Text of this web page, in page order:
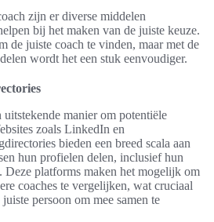
zijn er diverse middelen
bij het maken van de juiste keuze.
de juiste coach te vinden, maar met de
wordt het een stuk eenvoudiger.
manier om potentiële
zoals LinkedIn en
bieden een breed scala aan
hun profielen delen, inclusief hun
Deze platforms maken het mogelijk om
coaches te vergelijken, wat cruciaal
persoon om mee samen te